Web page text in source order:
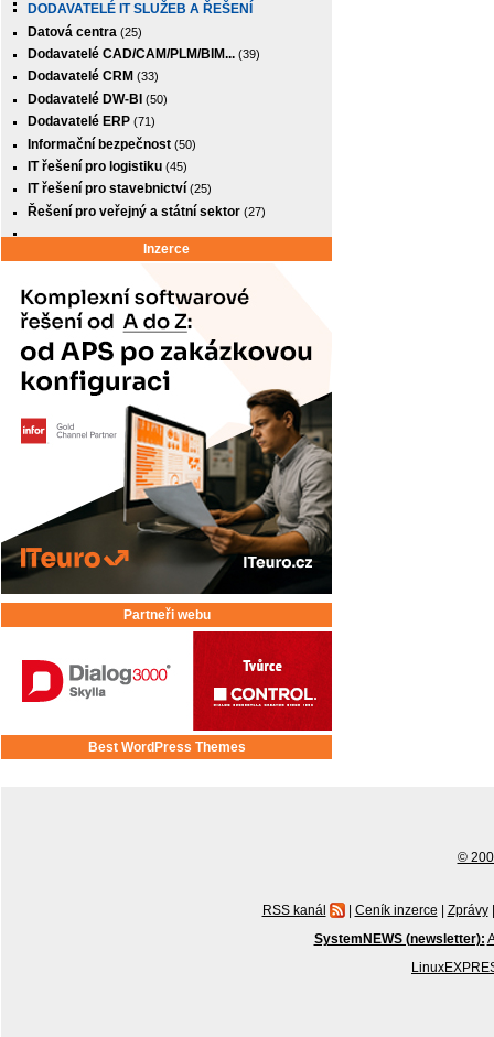
DODAVATELÉ IT SLUŽEB A ŘEŠENÍ
Datová centra (25)
Dodavatelé CAD/CAM/PLM/BIM... (39)
Dodavatelé CRM (33)
Dodavatelé DW-BI (50)
Dodavatelé ERP (71)
Informační bezpečnost (50)
IT řešení pro logistiku (45)
IT řešení pro stavebnictví (25)
Řešení pro veřejný a státní sektor (27)
Inzerce
Partneři webu
Best WordPress Themes
©
RSS kanál | Ceník inzerce | Zprávy |
SystemNEWS (newsletter):